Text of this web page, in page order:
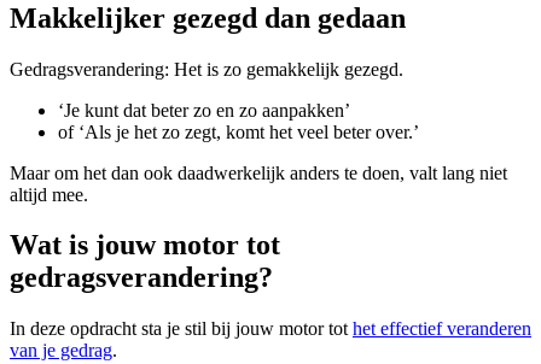
Makkelijker gezegd dan gedaan
Gedragsverandering: Het is zo gemakkelijk gezegd.
‘Je kunt dat beter zo en zo aanpakken’
of ‘Als je het zo zegt, komt het veel beter over.’
Maar om het dan ook daadwerkelijk anders te doen, valt lang niet
altijd mee.
Wat is jouw motor tot
gedragsverandering?
In deze opdracht sta je stil bij jouw motor tot het effectief veranderen
van je gedrag.